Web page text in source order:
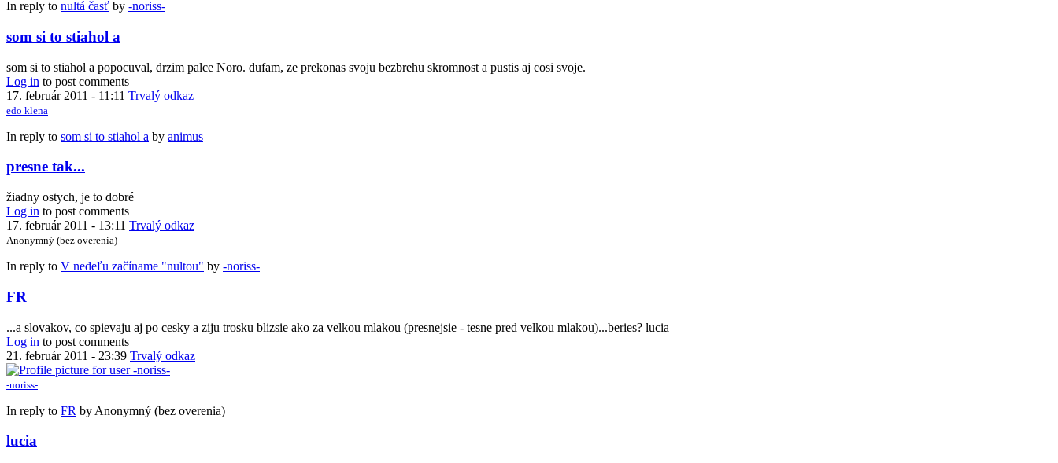
In reply to nultá časť by -noriss-
som si to stiahol a
som si to stiahol a popocuval, drzim palce Noro. dufam, ze prekonas svoju bezbrehu skromnost a pustis aj cosi svoje.
Log in to post comments
17. február 2011 - 11:11 Trvalý odkaz
edo klena
In reply to som si to stiahol a by animus
presne tak...
žiadny ostych, je to dobré
Log in to post comments
17. február 2011 - 13:11 Trvalý odkaz
Anonymný (bez overenia)
In reply to V nedeľu začíname "nultou" by -noriss-
FR
...a slovakov, co spievaju aj po cesky a ziju trosku blizsie ako za velkou mlakou (presnejsie - tesne pred velkou mlakou)...beries? lucia
Log in to post comments
21. február 2011 - 23:39 Trvalý odkaz
-noriss-
In reply to FR by Anonymný (bez overenia)
lucia